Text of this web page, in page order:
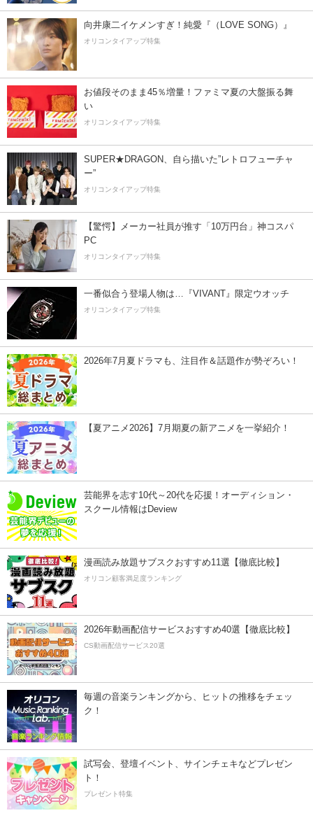
向井康二イケメンすぎ！純愛『（LOVE SONG）』
オリコンタイアップ特集
お値段そのまま45％増量！ファミマ夏の大盤振る舞
い
オリコンタイアップ特集
SUPER★DRAGON、自ら描いた”レトロフューチャ
ー”
オリコンタイアップ特集
【驚愕】メーカー社員が推す「10万円台」神コスパ
PC
オリコンタイアップ特集
一番似合う登場人物は…『VIVANT』限定ウオッチ
オリコンタイアップ特集
2026年7月夏ドラマも、注目作＆話題作が勢ぞろい！
【夏アニメ2026】7月期夏の新アニメを一挙紹介！
芸能界を志す10代～20代を応援！オーディション・
スクール情報はDeview
漫画読み放題サブスクおすすめ11選【徹底比較】
オリコン顧客満足度ランキング
2026年動画配信サービスおすすめ40選【徹底比較】
CS動画配信サービス20選
毎週の音楽ランキングから、ヒットの推移をチェッ
ク！
試写会、登壇イベント、サインチェキなどプレゼン
ト！
プレゼント特集